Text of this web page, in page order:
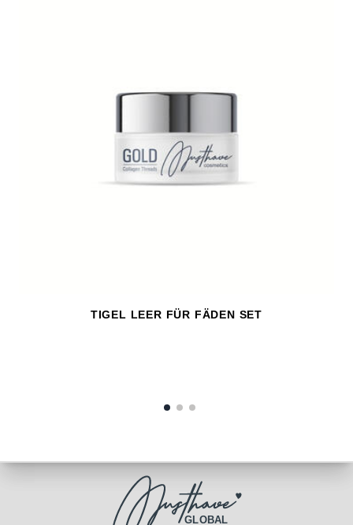
TIGEL LEER FÜR FÄDEN SET
GLOBAL